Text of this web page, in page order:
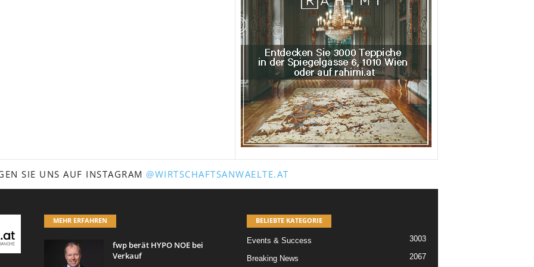
SIE UNS AUF INSTAGRAM @WIRTSCHAFTSANWAELTE.AT
MEHR ERFAHREN
fwp berät HYPO NOE bei
Verkauf
BELIEBTE KATEGORIE
Events & Success 3003
Breaking News 2067